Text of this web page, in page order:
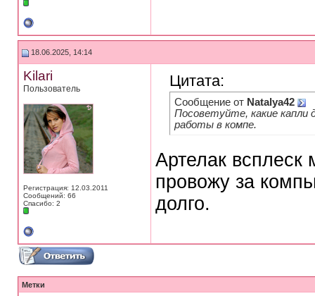
18.06.2025, 14:14
Kilari
Пользователь
Регистрация: 12.03.2011
Сообщений: 66
Спасибо: 2
Цитата:
Сообщение от Natalya42
Посоветуйте, какие капли
работы в компе.
Артелак всплеск
провожу за
долго.
Метки